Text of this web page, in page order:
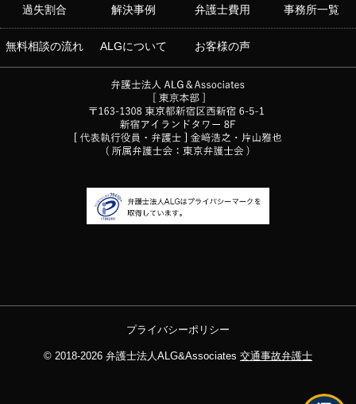
過失割合 解決事例 弁護士費用 事務所一覧
無料相談の流れ ALGについて お客様の声
プライバシーポリシー
© 2018-2026 弁護士法人ALG&Associates 交通事故弁護士